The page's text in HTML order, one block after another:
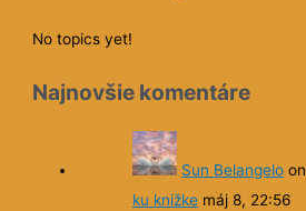
No topics yet!
Najnovšie komentáre
Sun Belangelo on
ku knižke máj 8, 22:56